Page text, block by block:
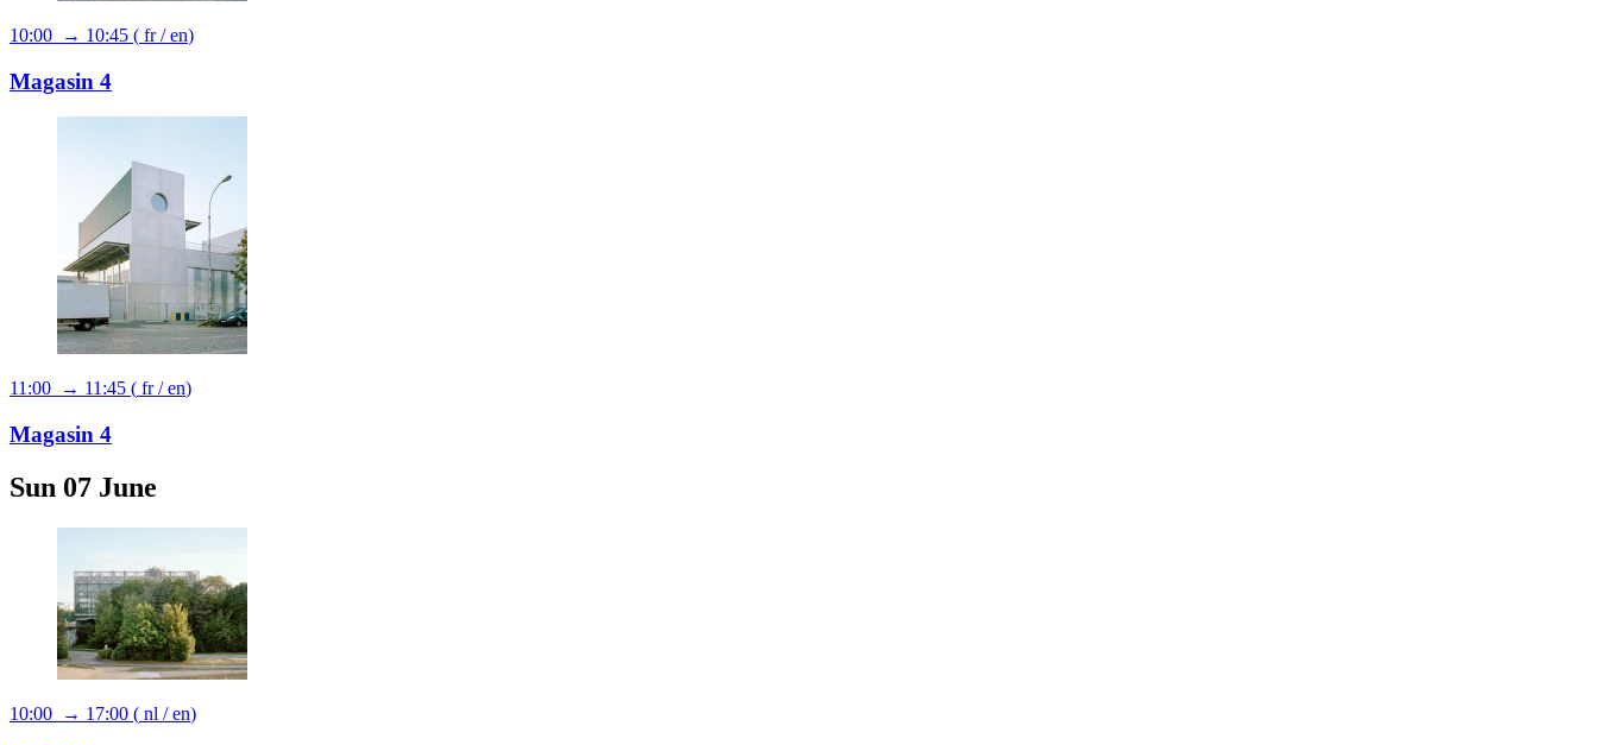
10:00 → 10:45 ( fr/en)
Magasin 4
11:00 → 11:45 ( fr/en)
Magasin 4
Sun 07 June
10:00 → 17:00 ( nl /en)